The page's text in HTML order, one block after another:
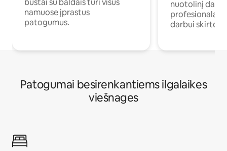
būstai su baldais turi visus
namuose įprastus
patogumus.
nuotolinį
darbui
Patogumai besirenkantiems ilgalaikes
viešnages